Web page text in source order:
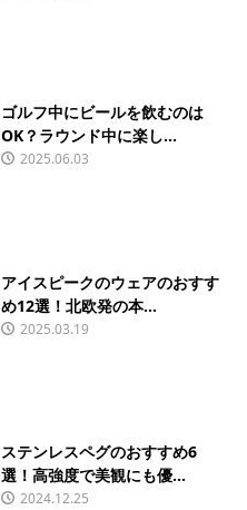
ゴルフ中にビールを飲むのは
OK？ラウンド中に楽し...
2025.06.03
アイスピークのウェアのおすす
め12選！北欧発の本...
2025.03.19
ステンレスペグのおすすめ6
選！高強度で美観にも優...
2024.12.25